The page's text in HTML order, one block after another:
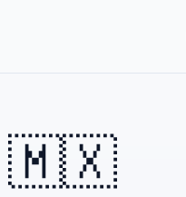
🇲🇽